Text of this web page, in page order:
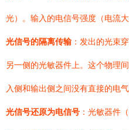
光）。输入的电信号强度（电流
光信号的隔离传输 ：发出的光束
另一侧的光敏器件上。这个物理
入侧和输出侧之间没有直接的电
光信号还原为电信号 ：光敏器件